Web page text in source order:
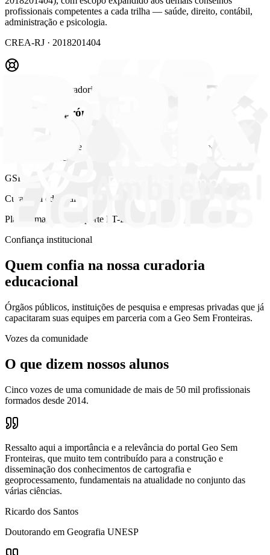
profissionais competentes a cada trilha — saúde, direito, contábil,
administração e psicologia.
CREA-RJ · 2018201404
Tecnologia & Curadoria GSF
Plataforma própria com suporte humano
em PT-BR do primeiro contato à emissão do certificado pela
instituição parceira.
GSF
Curadoria editorial
Plataforma GSF · Suporte PT-BR
Confiança institucional
Quem confia na nossa curadoria
educacional
Órgãos públicos, instituições de pesquisa e empresas privadas que já
capacitaram suas equipes em parceria com a Geo Sem Fronteiras.
Vozes da comunidade
O que dizem nossos alunos
Cinco vozes de uma comunidade de mais de 50 mil profissionais
formados desde 2014.
Ressalto aqui a importância e a relevância do portal Geo Sem
Fronteiras, que muito tem contribuído para a construção e
disseminação dos conhecimentos de cartografia e
geoprocessamento, fundamentais na atualidade no conjunto das
várias ciências.
Ricardo dos Santos
Doutorando em Geografia UNESP